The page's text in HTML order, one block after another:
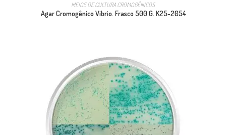
MEIOS DE CULTURA CROMOGÊNICOS
Agar Cromogênico Vibrio. Frasco 500 G. K25-2054